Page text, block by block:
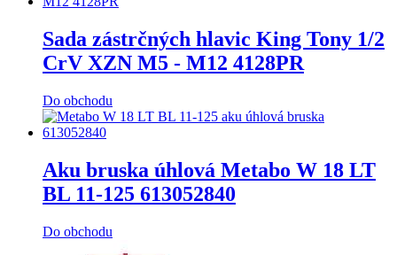
Sada zástrčných hlavic King Tony 1/2
CrV XZN M5 - M12 4128PR
Do obchodu
Aku bruska úhlová Metabo W 18 LT
BL 11-125 613052840
Do obchodu